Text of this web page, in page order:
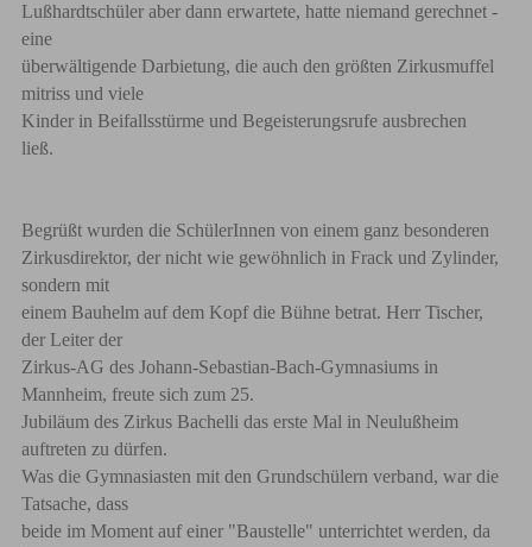
Lußhardtschüler aber dann erwartete, hatte niemand gerechnet -
eine
überwältigende Darbietung, die auch den größten Zirkusmuffel
mitriss und viele
Kinder in Beifallsstürme und Begeisterungsrufe ausbrechen
ließ.
Begrüßt wurden die SchülerInnen von einem ganz besonderen
Zirkusdirektor, der nicht wie gewöhnlich in Frack und Zylinder,
sondern mit
einem Bauhelm auf dem Kopf die Bühne betrat. Herr Tischer,
der Leiter der
Zirkus-AG des Johann-Sebastian-Bach-Gymnasiums in
Mannheim, freute sich zum 25.
Jubiläum des Zirkus Bachelli das erste Mal in Neulußheim
auftreten zu dürfen.
Was die Gymnasiasten mit den Grundschülern verband, war die
Tatsache, dass
beide im Moment auf einer "Baustelle" unterrichtet werden, da